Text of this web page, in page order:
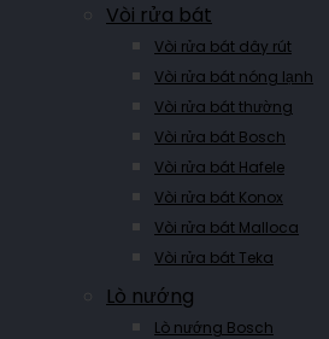
Vòi rửa bát
Vòi rửa bát dây rút
Vòi rửa bát nóng lạnh
Vòi rửa bát thường
Vòi rửa bát Bosch
Vòi rửa bát Hafele
Vòi rửa bát Konox
Vòi rửa bát Malloca
Vòi rửa bát Teka
Lò nướng
Lò nướng Bosch